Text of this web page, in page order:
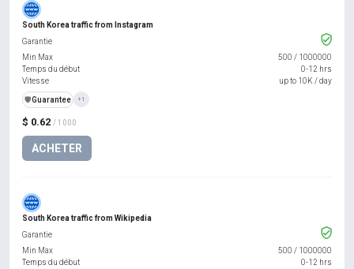
South Korea traffic from Instagram
$ 0.62 / 1000
ACHETER
Garantie
Min Max
500 / 1000000
Temps du début
0-12 hrs
Vitesse
up to 10K / day
️🛡️Guarantee +1
South Korea traffic from Wikipedia
Garantie
Min Max
500 / 1000000
Temps du début
0-12 hrs